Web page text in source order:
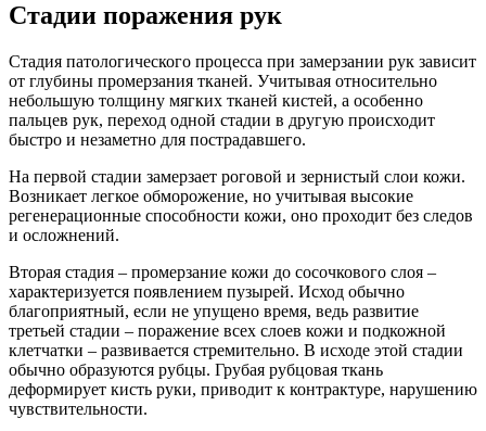
Стадии поражения рук
Стадия патологического процесса при замерзании рук зависит
от глубины промерзания тканей. Учитывая относительно
небольшую толщину мягких тканей кистей, а особенно
пальцев рук, переход одной стадии в другую происходит
быстро и незаметно для пострадавшего.
На первой стадии замерзает роговой и зернистый слои кожи.
Возникает легкое обморожение, но учитывая высокие
регенерационные способности кожи, оно проходит без следов
и осложнений.
Вторая стадия – промерзание кожи до сосочкового слоя –
характеризуется появлением пузырей. Исход обычно
благоприятный, если не упущено время, ведь развитие
третьей стадии – поражение всех слоев кожи и подкожной
клетчатки – развивается стремительно. В исходе этой стадии
обычно образуются рубцы. Грубая рубцовая ткань
деформирует кисть руки, приводит к контрактуре, нарушению
чувствительности.